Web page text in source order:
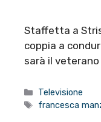
Staffetta a
coppia a
sarà il
Categorie
Televisione
Tag
francesca